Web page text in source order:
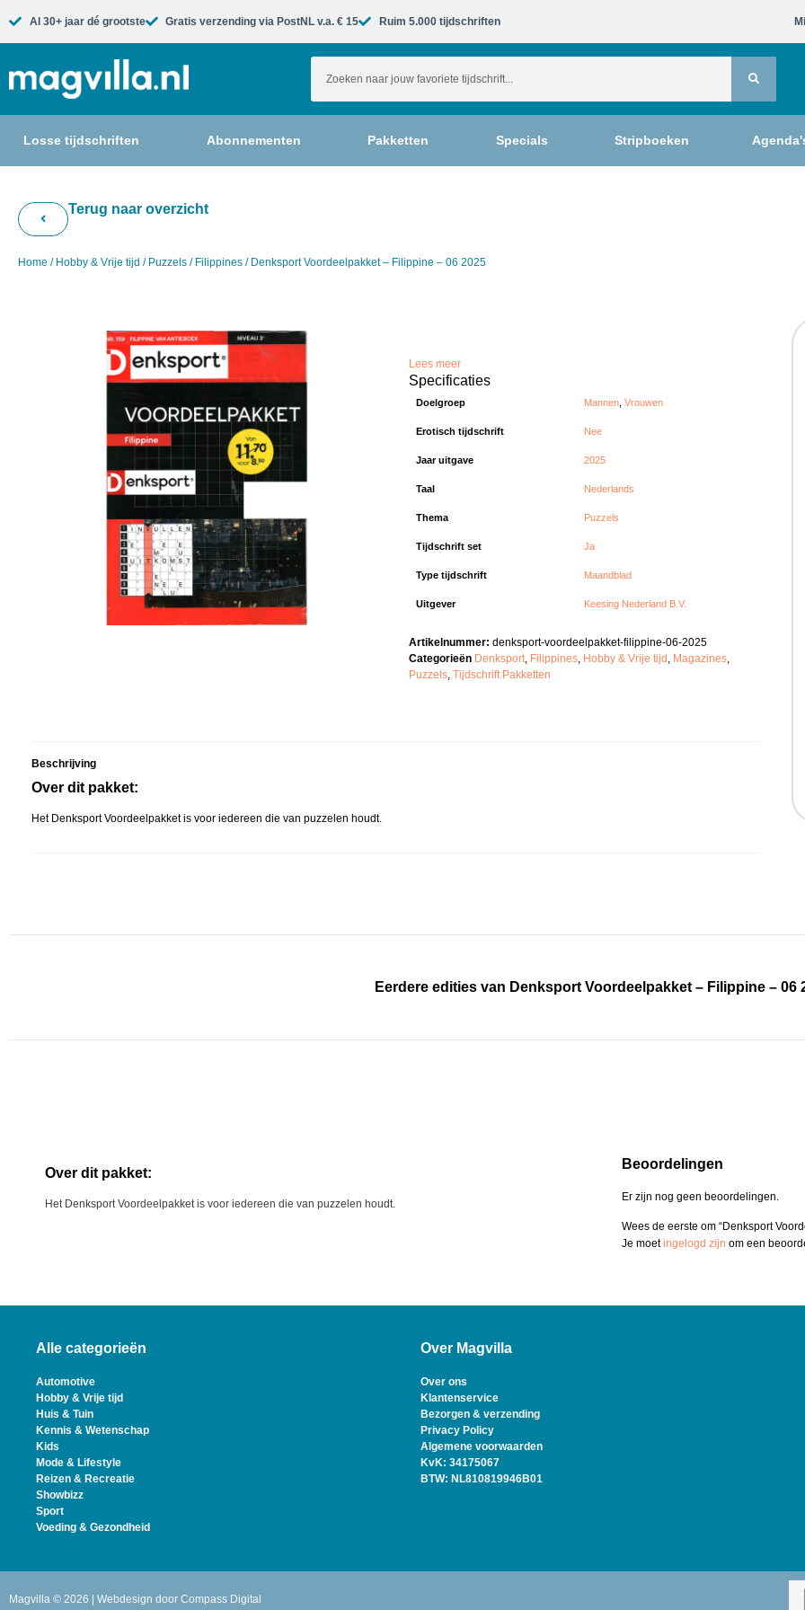
Al 30+ jaar dé grootste​ Gratis verzending via PostNL v.a. € 15 Ruim 5.000 tijdschriften​
Losse tijdschriften Abonnementen Pakketten Specials Stripboeken
Terug naar overzicht
Home / Hobby & Vrije tijd / Puzzels / Filippines / Denksport Voordeelpakket – Filippine – 06 2025
Lees meer
Specificaties
Doelgroep Mannen ,Vrouwen
Erotisch tijdschrift Nee
Jaar uitgave 2025
Taal Nederlands
Thema Puzzels
Tijdschrift set Ja
Type tijdschrift Maandblad
Uitgever Keesing Nederland B.V.
Artikelnummer:denksport-voordeelpakket-filippine-06-2025
Categorieën Denksport, Filippines, Hobby & Vrije tijd, Magazines,
Puzzels,Tijdschrift Pakketten
Beschrijving
Over dit pakket:
Het Denksport Voordeelpakket is voor iedereen die van puzzelen houdt.
Eerdere edities van Denksport Voordeelpakket – Filippine – 06
Over dit pakket:
Het Denksport Voordeelpakket is voor iedereen die van puzzelen houdt.
Beoordelingen
Er zijn nog geen beoordelingen.
Wees de eerste om “Denksport
Je moetingelogd zijn om een
Alle categorieën
Automotive
Hobby & Vrije tijd
Huis & Tuin
Kennis & Wetenschap
Kids
Mode & Lifestyle
Reizen & Recreatie
Showbizz
Sport
Voeding & Gezondheid
Over Magvilla
Over ons
Klantenservice
Bezorgen & verzending
Privacy Policy
Algemene voorwaarden
KvK: 34175067
BTW: NL810819946B01
Magvilla © 2026 | Webdesign door Compass Digital